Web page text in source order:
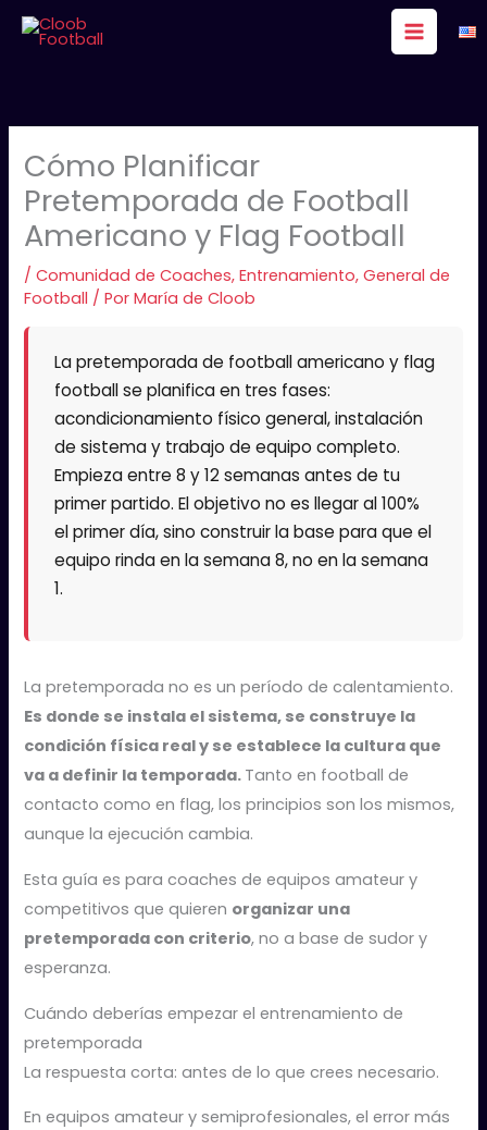
Cómo Planificar
Pretemporada de Football
Americano y Flag Football
/Comunidad de Coaches,Entrenamiento,General de
Football / PorMaría de Cloob
La pretemporada de football americano y flag
football se planifica en tres fases:
acondicionamiento físico general, instalación
de sistema y trabajo de equipo completo.
Empieza entre 8 y 12 semanas antes de tu
primer partido. El objetivo no es llegar al 100%
el primer día, sino construir la base para que el
equipo rinda en la semana 8, no en la semana
1.
La pretemporada no es un período de calentamiento.
Es donde se instala el sistema, se construye la
condición física real y se establece la cultura que
va a definir la temporada. Tanto en football de
contacto como en flag, los principios son los mismos,
aunque la ejecución cambia.
Esta guía es para coaches de equipos amateur y
competitivos que quieren organizar una
pretemporada con criterio, no a base de sudor y
esperanza.
Cuándo deberías empezar el entrenamiento de
pretemporada
La respuesta corta: antes de lo que crees necesario.
En equipos amateur y semiprofesionales, el error más